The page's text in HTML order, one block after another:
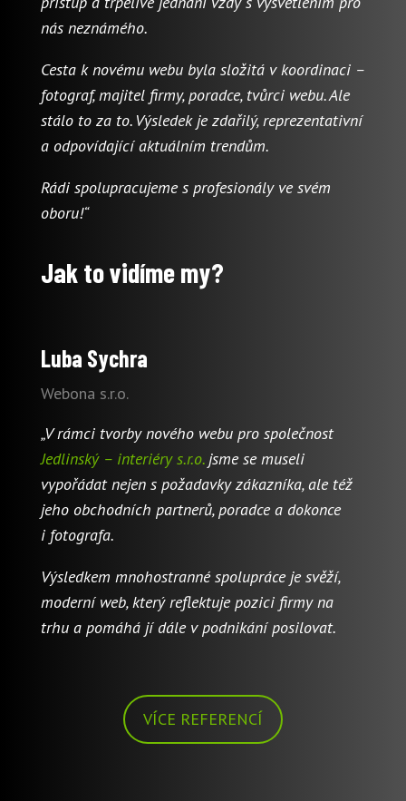
nás neznámého.
Cesta k novému webu byla složitá v koordinaci –
fotograf, majitel firmy, poradce, tvůrci webu. Ale
stálo to za to. Výsledek je zdařilý, reprezentativní
a odpovídající aktuálním trendům.
Rádi spolupracujeme s profesionály ve svém
oboru!“
Jak to vidíme my?
Luba Sychra
Webona s.r.o.
„V rámci tvorby nového webu pro společnost
Jedlinský – interiéry s.r.o.jsme se museli
vypořádat nejen s požadavky zákazníka, ale též
jeho obchodních partnerů, poradce a dokonce
i fotografa.
Výsledkem mnohostranné spolupráce je svěží,
moderní web, který reflektuje pozici firmy na
trhu a pomáhá jí dále v podnikání posilovat.
VÍCE REFERENCÍ